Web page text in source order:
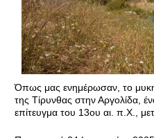
Όπως μας ενημέρωσαν, το
της Τίρυνθας στην Αργολίδα,
επίτευγμα του 13ου αι. π.Χ.,